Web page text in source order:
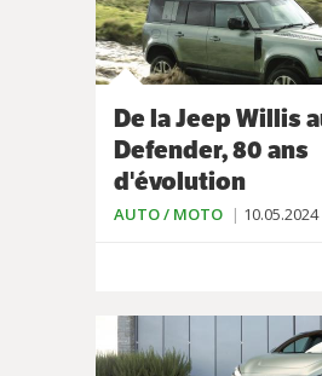
De la Jeep Willis
Defender, 80 ans
d'évolution
AUTO / MOTO 10.05.2024